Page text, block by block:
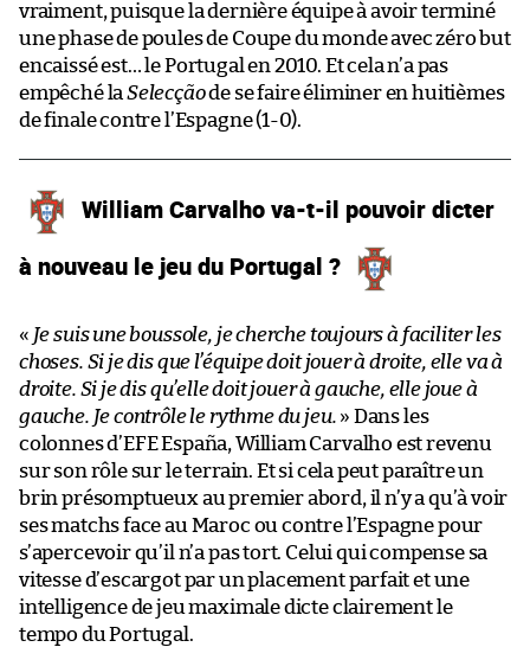
vraiment, puisque la dernière équipe à avoir terminé
une phase de poules de Coupe du monde avec zéro but
encaissé est… le Portugal en 2010. Et cela n’a pas
empêché laSelecçãode se faire éliminer en huitièmes
de finale contre l’Espagne (1-0).
William Carvalho va-t-il pouvoir dicter
à nouveau le jeu du Portugal ?
« Je suis une boussole, je cherche toujours à faciliter les
choses. Si je dis que l’équipe doit jouer à droite, elle va à
droite. Si je dis qu’elle doit jouer à gauche, elle joue à
gauche. Je contrôle le rythme du jeu. » Dans les
colonnes d’EFE España, William Carvalho est revenu
sur son rôle sur le terrain. Et si cela peut paraître un
brin présomptueux au premier abord, il n’y a qu’à voir
ses matchs face au Maroc ou contre l’Espagne pour
s’apercevoir qu’il n’a pas tort. Celui qui compense sa
vitesse d’escargot par un placement parfait et une
intelligence de jeu maximale dicte clairement le
tempo du Portugal.